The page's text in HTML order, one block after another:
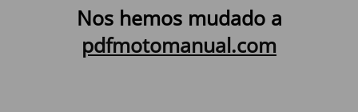
Nos hemos mudado a
pdfmotomanual.com